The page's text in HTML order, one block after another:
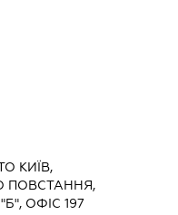
КИЇВ,
ПОВСТАННЯ,
ОФІС 197